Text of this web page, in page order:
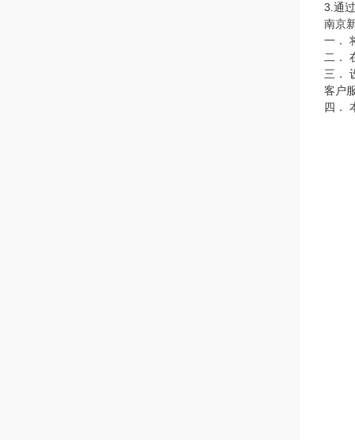
3.通
南京
一．
二．
三．
客户
四．